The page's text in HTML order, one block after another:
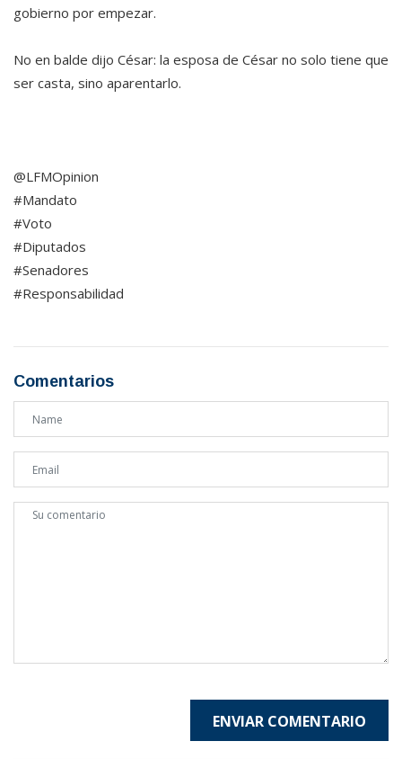
gobierno por empezar.
No en balde dijo César: la esposa de César no solo tiene que
ser casta, sino aparentarlo.
@LFMOpinion
#Mandato
#Voto
#Diputados
#Senadores
#Responsabilidad
Comentarios
ENVIAR COMENTARIO